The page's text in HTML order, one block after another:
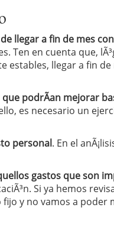
mÃ©dica cuando trabajas
llegar a fin de mes
Ten en cuenta que,
estables, llegar a fin
podrÃ­an mejorar
es necesario un
personal. En el
gastos que son
Si ya hemos
y no vamos a poder